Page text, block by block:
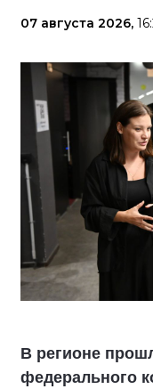
07 августа 2026,
В регионе
федерального